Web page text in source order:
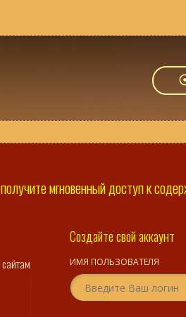
мгновенный доступ к
Создайте свой аккаунт
ИМЯ ПОЛЬЗОВАТЕЛЯ